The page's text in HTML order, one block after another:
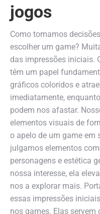
jogos
Como tomamos
escolher um game?
das impressões iniciais.
têm um papel
gráficos coloridos e
imediatamente,
podem nos afastar.
elementos visuais de
o apelo de um game em
julgamos elementos
personagens e estética
nossa interesse, ela
nos a explorar mais.
essas impressões
nos games. Elas